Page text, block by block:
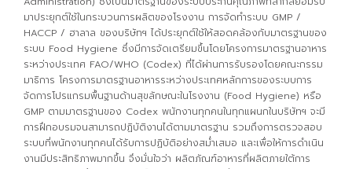
ดำเนินการ
มาประยุกต์ใช้ในกระบวนการผลิตของโรงงาน การจัดทำระบบ GMP /
HACCP / ฮาลาล ของบริษัทฯ ได้ประยุกต์ใช้ให้สอดคล้องกับมาตรฐานของ
ระบบ Food Hygiene ซึ่งมีการจัดเตรียมขึ้นโดยโครงการมาตรฐานอาหาร
ระหว่างประเทศ FAO/WHO (Codex) ที่ได้ผ่านการรับรองโดยคณะกรรม
มาธิการ โครงการมาตรฐานอาหารระหว่างประเทศหลักการของระบบการ
จัดการโปรแกรมพื้นฐานด้านสุขลักษณะในโรงงาน (Food Hygiene) หรือ
GMP ตามมาตรฐานของ Codex พนักงานทุกคนในทุกแผนกในบริษัทฯ จะมี
การฝึกอบรมจนสามารถปฏิบัติงานได้ตามมาตรฐาน รวมถึงการตรวจสอบ
ระบบที่พนักงานทุกคนได้รับการปฏิบัติอย่างสม่ำเสมอ และเพื่อให้การดำเนิน
งานมีประสิทธิภาพมากขึ้น จึงมั่นใจว่า ผลิตภัณฑ์อาหารที่ผลิตภายใต้การ